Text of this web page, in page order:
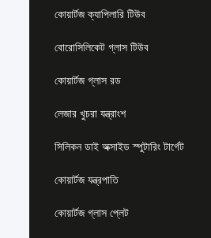
কোয়ার্টজ ক্যাপিলারি টিউব
বোরোসিলিকেট গ্লাস টিউব
কোয়ার্টজ গ্লাস রড
লেজার খুচরা যন্ত্রাংশ
সিলিকন ডাই অক্সাইড স্পুটারিং টার্গেট
কোয়ার্টজ যন্ত্রপাতি
কোয়ার্টজ গ্লাস প্লেট